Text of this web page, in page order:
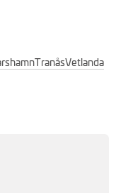
TranåsVetlanda